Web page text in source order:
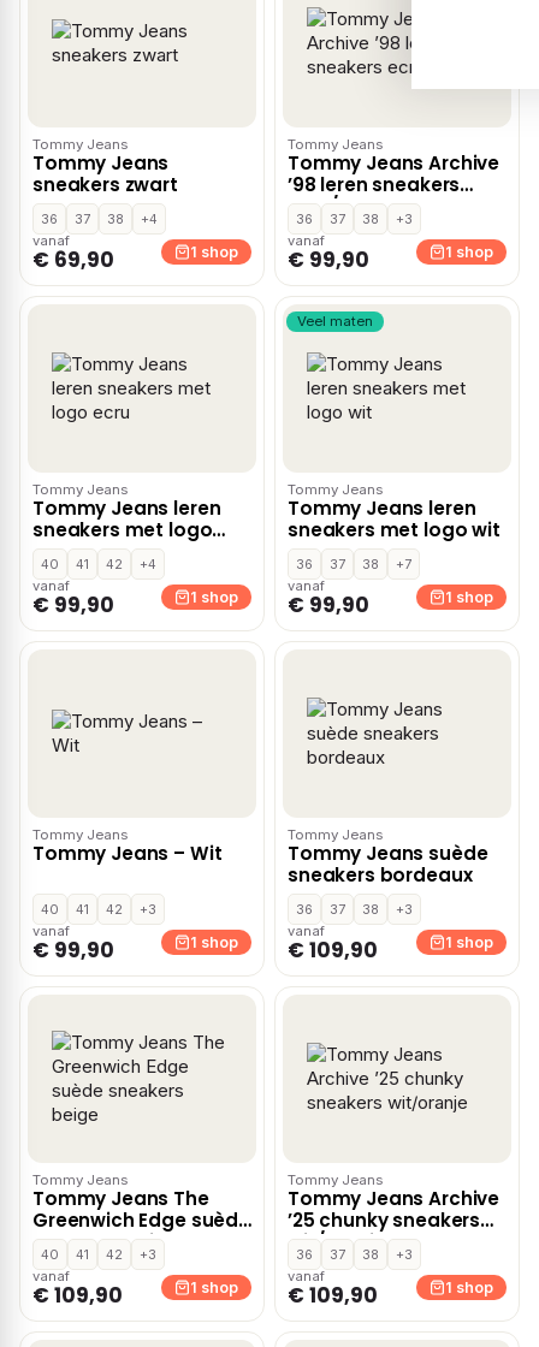
Tommy Jeans
Tommy Jeans
sneakers zwart
36 37 38
+4
vanaf
€ 69,90 1 shop
Tommy Jeans
Tommy Jeans Archive
’98 leren sneakers
ecru/zwart
36 37 38
+3
vanaf
€ 99,90 1 shop
Tommy Jeans
Tommy Jeans leren
sneakers met logo
ecru
40 41 42
+4
vanaf
€ 99,90 1 shop
Veel maten
Tommy Jeans
Tommy Jeans leren
sneakers met logo wit
36 37 38
+7
vanaf
€ 99,90 1 shop
Tommy Jeans
Tommy Jeans – Wit
40 41 42
+3
vanaf
€ 99,90 1 shop
Tommy Jeans
Tommy Jeans suède
sneakers bordeaux
36 37 38
+3
vanaf
€ 109,90 1 shop
Tommy Jeans
Tommy Jeans The
Greenwich Edge suède
sneakers beige
40 41 42
+3
vanaf
€ 109,90 1 shop
Tommy Jeans
Tommy Jeans Archive
’25 chunky sneakers
wit/oranje
36 37 38
+3
vanaf
€ 109,90 1 shop